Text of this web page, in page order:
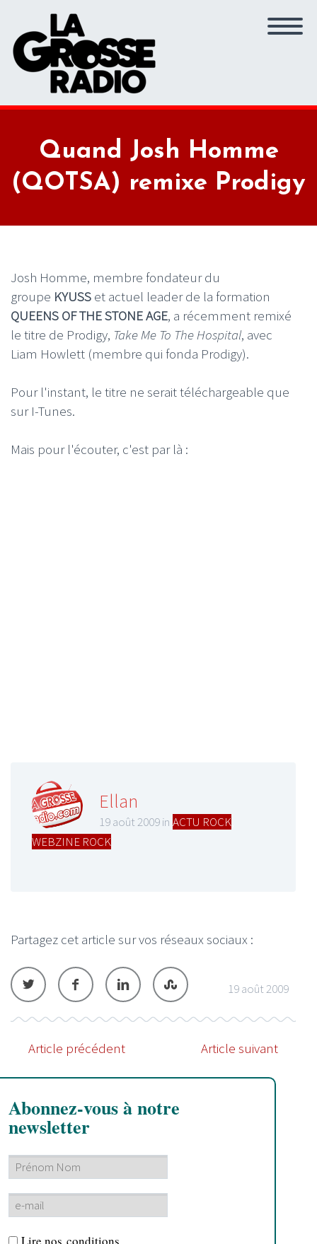
Quand Josh Homme
(QOTSA) remixe Prodigy
Josh Homme, membre fondateur du
groupe KYUSS et actuel leader de la formation
QUEENS OF THE STONE AGE, a récemment remixé
le titre de Prodigy, Take Me To The Hospital, avec
Liam Howlett (membre qui fonda Prodigy).
Pour l'instant, le titre ne serait téléchargeable que
sur I-Tunes.
Mais pour l'écouter, c'est par là :
Ellan
19 août 2009 in ACTU ROCK
WEBZINE ROCK
Partagez cet article sur vos réseaux sociaux :
19 août 2009
Article précédent Article suivant
Abonnez-vous à notre
newsletter